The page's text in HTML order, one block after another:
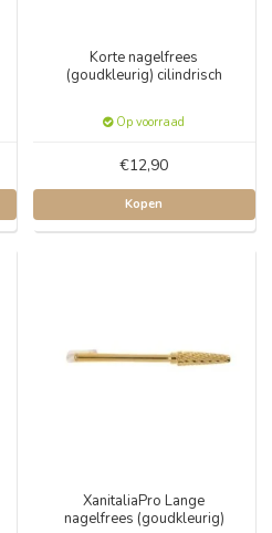
Korte nagelfrees
(goudkleurig) cilindrisch
Op voorraad
€12,90
Kopen
XanitaliaPro Lange
nagelfrees (goudkleurig)